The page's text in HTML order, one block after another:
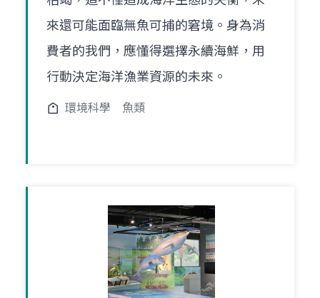
來還可能面臨無魚可捕的窘境。身為消
費者的我們，應懂得選擇永續海鮮，用
行動決定海洋漁業資源的未來。
環境科學 魚類